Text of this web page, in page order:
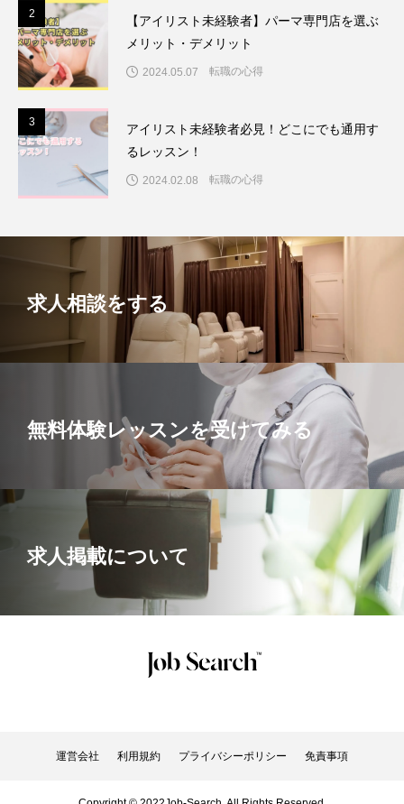
2
【アイリスト未経験者】パーマ専門店を選ぶ
メリット・デメリット
2024.05.07 転職の心得
3
アイリスト未経験者必見！どこにでも通用す
るレッスン！
2024.02.08 転職の心得
求人相談をする
無料体験レッスンを受けてみる
求人掲載について
運営会社 利用規約 プライバシーポリシー 免責事項